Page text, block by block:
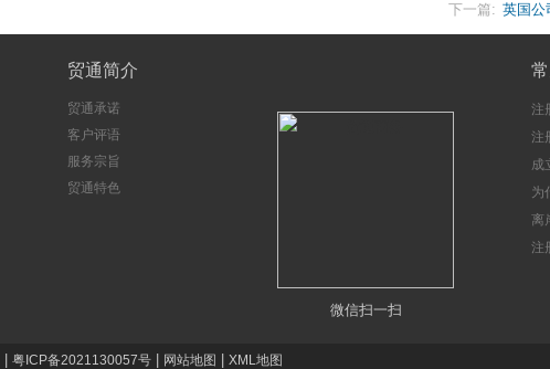
下一篇: 英国公
贸通简介
贸通承诺
客户评语
服务宗旨
贸通特色
微信扫一扫
注
注
成
注
为
册
离
注
粤ICP备2021130057号 网站地图 XML地图